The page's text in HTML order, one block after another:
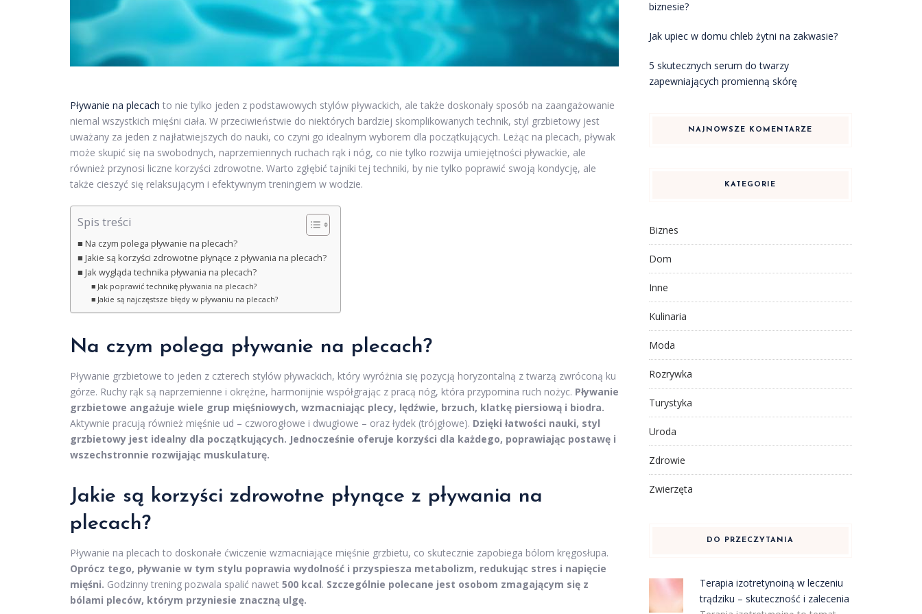
Pływanie na plecach to nie tylko jeden z podstawowych stylów pływackich, ale także doskonały sposób na zaangażowanie
niemal wszystkich mięśni ciała. W przeciwieństwie do niektórych bardziej skomplikowanych technik, styl grzbietowy jest
uważany za jeden z najłatwiejszych do nauki, co czyni go idealnym wyborem dla początkujących. Leżąc na plecach, pływak
może skupić się na swobodnych, naprzemiennych ruchach rąk i nóg, co nie tylko rozwija umiejętności pływackie, ale
również przynosi liczne korzyści zdrowotne. Warto zgłębić tajniki tej techniki, by nie tylko poprawić swoją kondycję, ale
także cieszyć się relaksującym i efektywnym treningiem w wodzie.
Spis treści
Na czym polega pływanie na plecach?
Jakie są korzyści zdrowotne płynące z pływania na plecach?
Jak wygląda technika pływania na plecach?
Jak poprawić technikę pływania na plecach?
Jakie są najczęstsze błędy w pływaniu na plecach?
Na czym polega pływanie na plecach?
Pływanie grzbietowe to jeden z czterech stylów pływackich, który wyróżnia się pozycją horyzontalną z twarzą zwróconą ku
górze. Ruchy rąk są naprzemienne i okrężne, harmonijnie współgrając z pracą nóg, która przypomina ruch nożyc. Pływanie
grzbietowe angażuje wiele grup mięśniowych, wzmacniając plecy, lędźwie, brzuch, klatkę piersiową i biodra.
Aktywnie pracują również mięśnie ud – czworogłowe i dwugłowe – oraz łydek (trójgłowe). Dzięki łatwości nauki, styl
grzbietowy jest idealny dla początkujących. Jednocześnie oferuje korzyści dla każdego, poprawiając postawę i
wszechstronnie rozwijając muskulaturę.
Jakie są korzyści zdrowotne płynące z pływania na
plecach?
Pływanie na plecach to doskonałe ćwiczenie wzmacniające mięśnie grzbietu, co skutecznie zapobiega bólom kręgosłupa.
Oprócz tego, pływanie w tym stylu poprawia wydolność i przyspiesza metabolizm, redukując stres i napięcie
mięśni. Godzinny trening pozwala spalić nawet 500 kcal. Szczególnie polecane jest osobom zmagającym się z
bólami pleców, którym przyniesie znaczną ulgę.
biznesie?
Jak upiec w domu chleb żytni na zakwasie?
5 skutecznych serum do twarzy
zapewniających promienną skórę
NAJNOWSZE KOMENTARZE
KATEGORIE
Biznes
Dom
Inne
Kulinaria
Moda
Rozrywka
Turystyka
Uroda
Zdrowie
Zwierzęta
DO PRZECZYTANIA
Terapia izotretynoiną w leczeniu
trądziku – skuteczność i zalecenia